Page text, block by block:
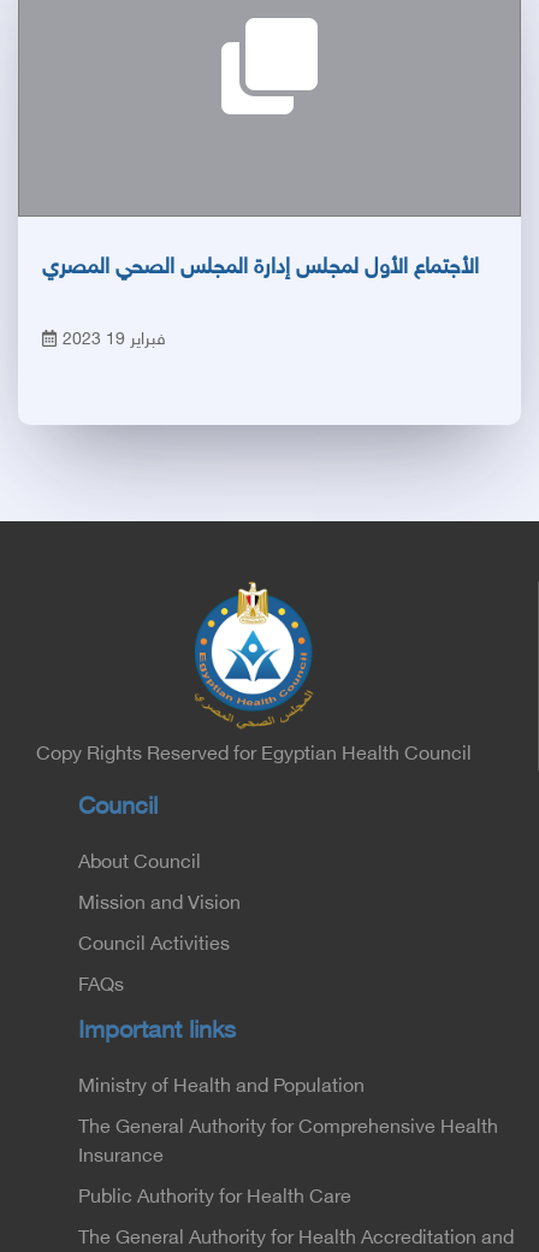
الأجتماع الأول لمجلس إدارة المجلس الصحي المصري
فبراير 19 2023
Copy Rights Reserved for Egyptian Health Council
Council
About Council
Mission and Vision
Council Activities
FAQs
Important links
Ministry of Health and Population
The General Authority for Comprehensive Health
Insurance
Public Authority for Health Care
The General Authority for Health Accreditation and